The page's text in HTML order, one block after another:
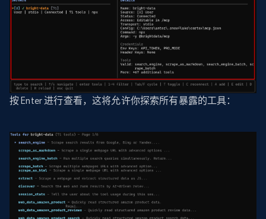
按 Enter 进行查看，这将允许你探索所有暴露的工具：